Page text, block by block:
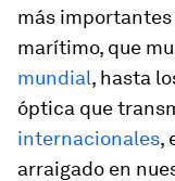
más
marítimo, que
mundial, hasta
óptica que
internacionales,
arraigado en